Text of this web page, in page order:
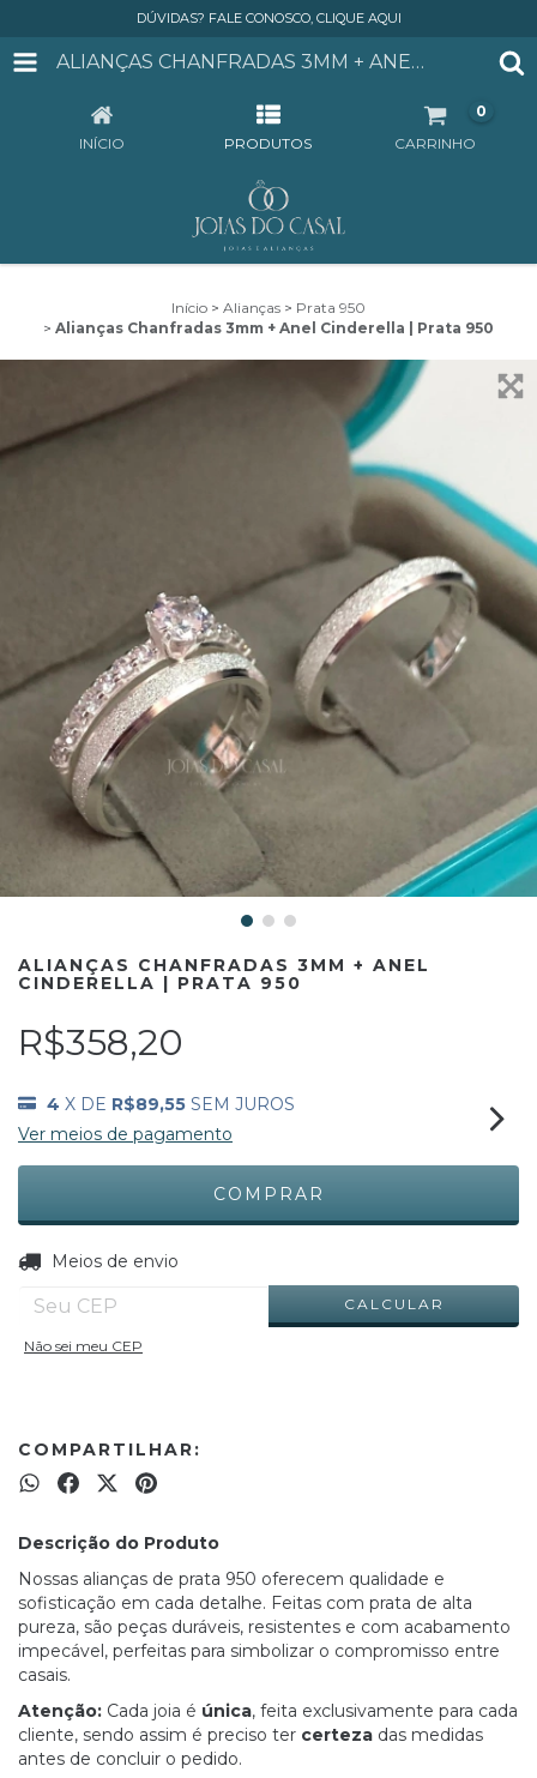
DÚVIDAS? FALE CONOSCO, CLIQUE AQUI
ALIANÇAS CHANFRADAS 3MM + ANEL CINDERELLA | PRATA 950
INÍCIO PRODUTOS CARRINHO
0
Início > Alianças > Prata 950
> Alianças Chanfradas 3mm + Anel Cinderella | Prata 950
ALIANÇAS CHANFRADAS 3MM + ANEL
CINDERELLA | PRATA 950
R$358,20
4 X DE R$89,55 SEM JUROS
Ver meios de pagamento
Entregas para o CEP:
Meios de envio
CALCULAR
Não sei meu CEP
COMPARTILHAR:
Descrição do Produto
Nossas alianças de prata 950 oferecem qualidade e
sofisticação em cada detalhe. Feitas com prata de alta
pureza, são peças duráveis, resistentes e com acabamento
impecável, perfeitas para simbolizar o compromisso entre
casais.
Atenção: Cada joia é única, feita exclusivamente para cada
cliente, sendo assim é preciso ter certeza das medidas
antes de concluir o pedido.